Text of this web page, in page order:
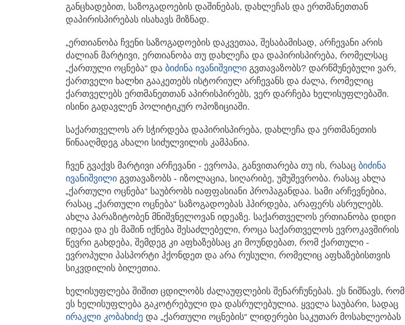
განცხადებით, საზოგადოების დაშინებას, დახლეჩას და ერთმანეთთან
დაპირისპირებას ისახავს მიზნად.
„ერთიანობა ჩვენი საზოგადოების დაკვეთაა, შესაბამისად, არჩევანი არის
ძალიან მარტივი, ერთიანობა თუ დახლეჩა და დაპირისპირება, რომელსაც
„ქართული ოცნება“ და ბიძინა ივანიშვილი გვთავაზობს? დარწმუნებული ვარ,
ქართველი ხალხი გააკეთებს ისტორიულ არჩევანს და ძალა, რომელიც
ქართველებს ერთმანეთთან აპირისპირებს, ვერ დარჩება ხელისუფლებაში.
ისინი გადავლენ პოლიტიკურ ოპოზიციაში.
საქართველოს არ სჭირდება დაპირისპირება, დახლეჩა და ერთმანეთის
წინააღმდეგ ახალი სიძულვილის კამპანია.
ჩვენ გვაქვს მარტივი არჩევანი - ევროპა, განვითარება თუ ის, რასაც ბიძინა
ივანიშვილი გვთავაზობს - იზოლაცია, სიღარიბე, უმუშევრობა. რასაც ახლა
„ქართული ოცნება“ საუბრობს იაფფასიანი პროპაგანდაა. სამი არჩევნებია,
რასაც „ქართული ოცნება“ საზოგადოებას ჰპირდება, არაფერს ასრულებს.
ახლა პარაზიტობენ მნიშვნელოვან იდეაზე. საქართველოს ერთიანობა დიდი
იდეაა და ეს მაშინ იქნება შესაძლებელი, როცა საქართველოს ევროკავშირის
წევრი გახდება, შემდეგ კი აფხაზებსაც კი მოუნდებათ, რომ ქართული -
ევროპული პასპორტი ჰქონდეთ და არა რუსული, რომელიც აფხაზებისთვის
სიკვდილის ბილეთია.
ხელისუფლება შიშით ცდილობს ძალაუფლების შენარჩუნებას. ეს ნიშნავს, რომ
ეს ხელისუფლება გაკოტრებული და დასრულებულია. ყველა საუბარი, სადაც
ირაკლი კობახიძე და „ქართული ოცნების“ ლიდერები საკუთარ მოსახლეობას